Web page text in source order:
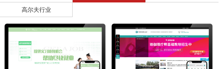
高尔夫行业